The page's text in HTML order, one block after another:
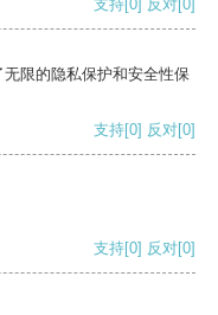
支持[0] 反对[0]
限的隐私保护和安全性保
支持[0] 反对[0]
支持[0] 反对[0]